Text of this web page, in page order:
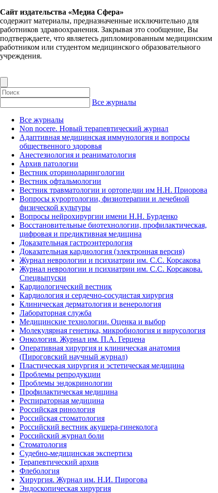
Сайт издательства «Медиа Сфера»
содержит материалы, предназначенные исключительно для
работников здравоохранения. Закрывая это сообщение, Вы
подтверждаете, что являетесь дипломированным медицинским
работником или студентом медицинского образовательного
учреждения.
Все журналы
Все журналы
Non nocere. Новый терапевтический журнал
Адаптивная медицинская иммунология и вопросы
общественного здоровья
Анестезиология и реаниматология
Архив патологии
Вестник оториноларингологии
Вестник офтальмологии
Вестник травматологии и ортопедии им Н.Н. Приорова
Вопросы курортологии, физиотерапии и лечебной
физической культуры
Вопросы нейрохирургии имени Н.Н. Бурденко
Восстановительные биотехнологии, профилактическая,
цифровая и предиктивная медицина
Доказательная гастроэнтерология
Доказательная кардиология (электронная версия)
Журнал неврологии и психиатрии им. С.С. Корсакова
Журнал неврологии и психиатрии им. С.С. Корсакова.
Спецвыпуски
Кардиологический вестник
Кардиология и сердечно-сосудистая хирургия
Клиническая дерматология и венерология
Лабораторная служба
Медицинские технологии. Оценка и выбор
Молекулярная генетика, микробиология и вирусология
Онкология. Журнал им. П.А. Герцена
Оперативная хирургия и клиническая анатомия
(Пироговский научный журнал)
Пластическая хирургия и эстетическая медицина
Проблемы репродукции
Проблемы эндокринологии
Профилактическая медицина
Респираторная медицина
Российская ринология
Российская стоматология
Российский вестник акушера-гинеколога
Российский журнал боли
Стоматология
Судебно-медицинская экспертиза
Терапевтический архив
Флебология
Хирургия. Журнал им. Н.И. Пирогова
Эндоскопическая хирургия